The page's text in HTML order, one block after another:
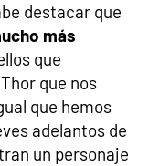
destacar que
más
que
que nos
que hemos
adelantos de
un personaje